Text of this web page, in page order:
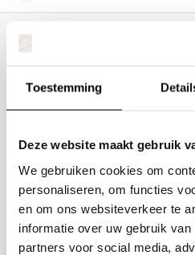
Toestemming
Deze website maakt gebruik
We gebruiken cookies om
personaliseren, om functies
en om ons websiteverkeer te
informatie over uw gebruik
partners voor social media,
Staat uw
gaan we voor u
vorm. Wilt u weten
boom er ongeveer
kunnen u een foto